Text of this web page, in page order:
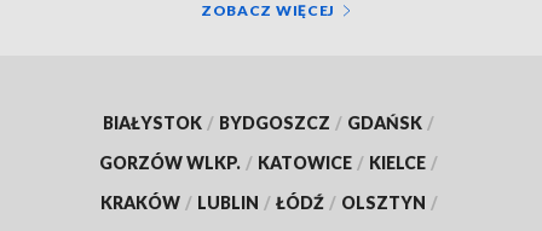
ZOBACZ WIĘCEJ
BIAŁYSTOK / BYDGOSZCZ / GDAŃSK /
GORZÓW WLKP. / KATOWICE / KIELCE /
KRAKÓW / LUBLIN / ŁÓDŹ / OLSZTYN /